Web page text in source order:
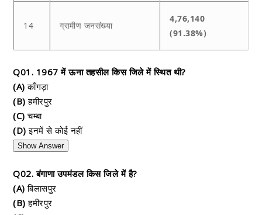
14 ग्रामीण जनसंख्या
4,76,140
(91.38%)
Q01. 1967 में ऊना तहसील किस जिले में स्थित थी?
(A) काँगड़ा
(B) हमीरपुर
(C) चम्बा
(D) इनमें से कोई नहीं
Show Answer
Q02. बंगाणा उपमंडल किस जिले में है?
(A) बिलासपुर
(B) हमीरपुर